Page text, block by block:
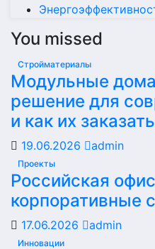
You missed
Стройматериалы
Модульные
решение для
и как их заказать
19.06.2026 admin
Проекты
Российская
корпоративные
17.06.2026 admin
Инновации